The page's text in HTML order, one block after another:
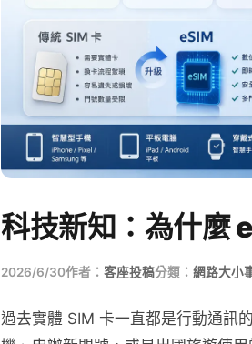
科技新知：為什麼
2026/6/30作者： 客座投稿分類： 網路大小
過去實體 SIM 卡一直都是行動通訊